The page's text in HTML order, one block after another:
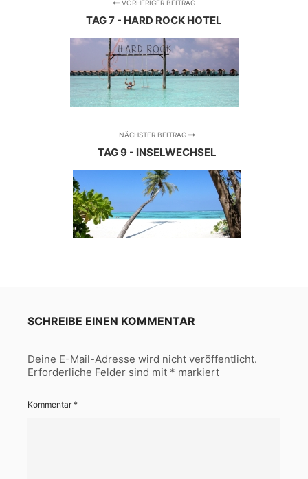
VORHERIGER BEITRAG
TAG 7 - HARD ROCK HOTEL
NÄCHSTER BEITRAG
TAG 9 - INSELWECHSEL
SCHREIBE EINEN KOMMENTAR
Deine E-Mail-Adresse wird nicht veröffentlicht.
Erforderliche Felder sind mit * markiert
Kommentar*